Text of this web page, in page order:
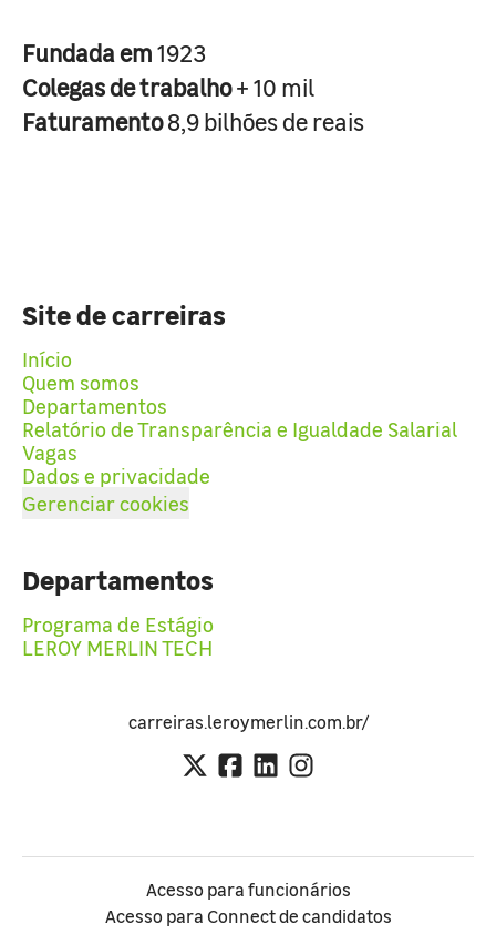
Fundada em1923
Colegas de trabalho+ 10 mil
Faturamento8,9 bilhões de reais
Site de carreiras
Início
Quem somos
Departamentos
Relatório de Transparência e Igualdade Salarial
Vagas
Dados e privacidade
Gerenciar cookies
Departamentos
Programa de Estágio
LEROY MERLIN TECH
carreiras.leroymerlin.com.br/
Acesso para funcionários
Acesso para Connect de candidatos